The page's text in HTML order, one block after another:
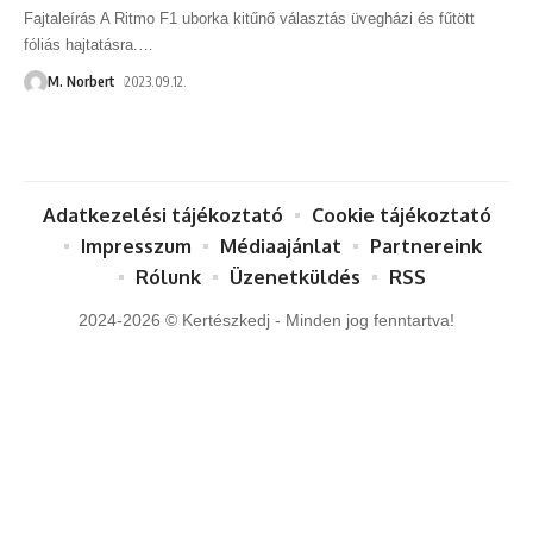
Fajtaleírás A Ritmo F1 uborka kitűnő választás üvegházi és fűtött
fóliás hajtatásra.
M. Norbert 2023.09.12.
2024-2026 © Kertészkedj - Minden jog fenntartva!
Adatkezelési tájékoztató
Cookie tájékoztató
Impresszum
Médiaajánlat
Partnereink
Rólunk
Üzenetküldés RSS